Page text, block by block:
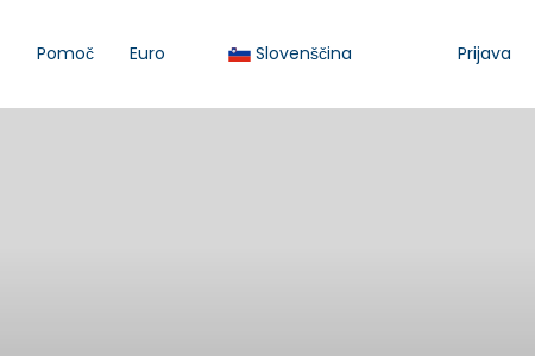
Pomoč Euro Slovenščina Prijava